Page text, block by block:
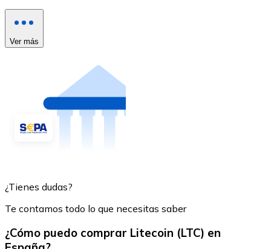
Ver más
¿Tienes dudas?
Te contamos todo lo que necesitas saber
¿Cómo puedo comprar Litecoin (LTC) en